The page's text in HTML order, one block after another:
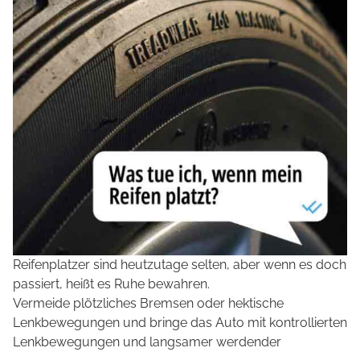
Reifenplatzer sind heutzutage selten, aber wenn es doch
passiert, heißt es Ruhe bewahren.
Vermeide plötzliches Bremsen oder hektische
Lenkbewegungen und bringe das Auto mit kontrollierten
Lenkbewegungen und langsamer werdender